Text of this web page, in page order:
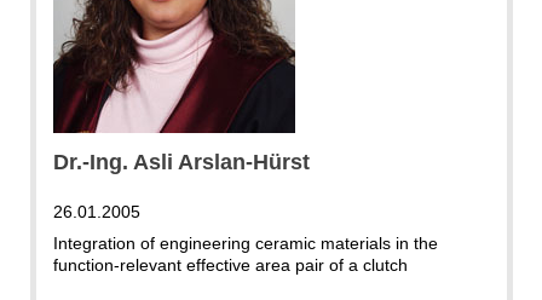
Dr.-Ing. Asli Arslan-Hürst
26.01.2005
Integration of engineering ceramic materials in the
function-relevant effective area pair of a clutch